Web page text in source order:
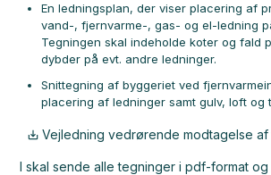
En ledningsplan, der viser placering af
vand-, fjernvarme-, gas- og el-ledning
Tegningen skal indeholde koter og fald
dybder på evt. andre ledninger.
Snittegning af byggeriet ved
placering af ledninger samt gulv, loft og
Vejledning vedrørende modtagelse af
I skal sende alle tegninger i pdf-format